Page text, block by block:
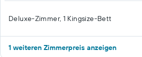
Deluxe-Zimmer, 1 Kingsize-Bett
1 weiteren Zimmerpreis anzeigen